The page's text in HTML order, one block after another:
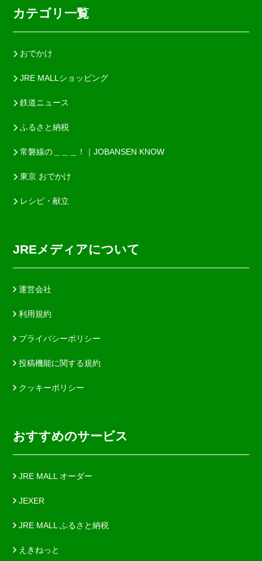
カテゴリ一覧
おでかけ
JRE MALLショッピング
鉄道ニュース
ふるさと納税
常磐線の＿＿＿！｜JOBANSEN KNOW
東京 おでかけ
レシピ・献立
JREメディアについて
運営会社
利用規約
プライバシーポリシー
投稿機能に関する規約
クッキーポリシー
おすすめのサービス
JRE MALL オーダー
JEXER
JRE MALL ふるさと納税
えきねっと